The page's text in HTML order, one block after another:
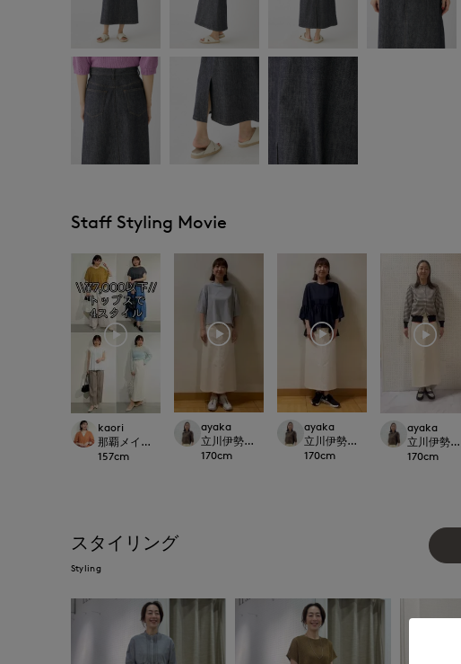
Staff Styling Movie
kaori
那覇メインプレイスI.T.'S.international
157cm
ayaka
立川伊勢丹I.T.'S.international
170cm
ayaka
立川伊勢丹I.T.'S.international
170cm
ayaka
立川伊勢
170cm
スタイリング
Styling